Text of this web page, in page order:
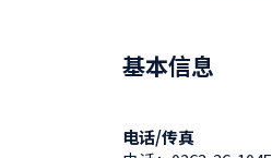
基本信息
电话/传真